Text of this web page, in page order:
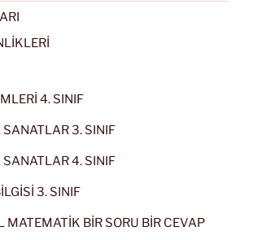
4. SINIF
SANATLAR 3. SINIF
SANATLAR 4. SINIF
3. SINIF
MATEMATİK BİR SORU BİR CEVAP